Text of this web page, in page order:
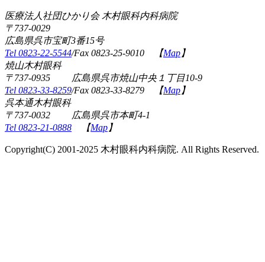
医療法人社団ひかり会 木村眼科内科病院
〒737-0029
広島県呉市宝町3番15号
Tel 0823-22-5544/Fax 0823-25-9010 【Map 】
焼山木村眼科
〒737-0935 広島県呉市焼山中央１丁目10-9
Tel 0823-33-8259/Fax 0823-33-8279 【Map 】
呉本通木村眼科
〒737-0032 広島県呉市本町4-1
Tel 0823-21-0888 【Map 】
Copyright(C) 2001-2025 木村眼科内科病院. All Rights Reserved.